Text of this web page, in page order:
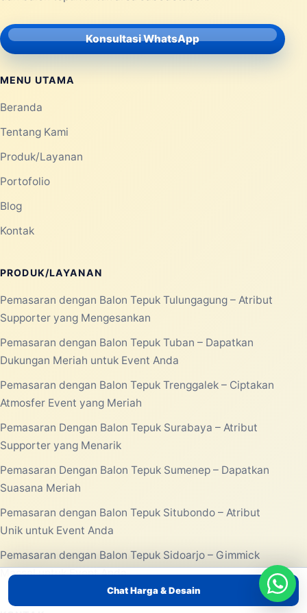
Chat Harga & Desain
Konsultasi WhatsApp
MENU UTAMA
Beranda
Tentang Kami
Produk/Layanan
Portofolio
Blog
Kontak
PRODUK/LAYANAN
Pemasaran dengan Balon Tepuk Tulungagung – Atribut
Supporter yang Mengesankan
Pemasaran dengan Balon Tepuk Tuban – Dapatkan
Dukungan Meriah untuk Event Anda
Pemasaran dengan Balon Tepuk Trenggalek – Ciptakan
Atmosfer Event yang Meriah
Pemasaran Dengan Balon Tepuk Surabaya – Atribut
Supporter yang Menarik
Pemasaran Dengan Balon Tepuk Sumenep – Dapatkan
Suasana Meriah
Pemasaran dengan Balon Tepuk Situbondo – Atribut
Unik untuk Event Anda
Pemasaran dengan Balon Tepuk Sidoarjo – Gimmick
Massal untuk Event Anda